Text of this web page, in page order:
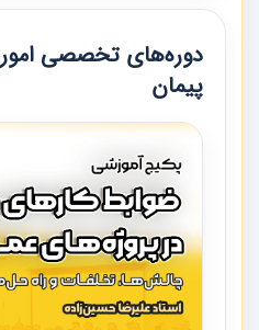
دوره‌های تخصصی امور
پیمان